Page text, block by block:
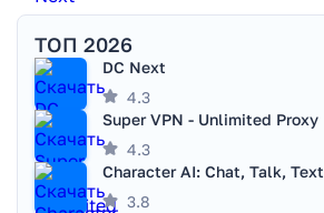
ТОП 2026
DC Next
4.3
Super VPN - Unlimited Proxy
4.3
Character AI: Chat, Talk, Text
3.8